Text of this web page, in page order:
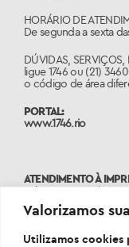
Valorizamos
Utilizamos cookies
HORÁRIO DE
De segunda a sexta
DÚVIDAS,
ligue 1746 ou (21)
o código de área
PORTAL:
www.1746.rio
ATENDIMENTO À
Tels: 2976-2485 |